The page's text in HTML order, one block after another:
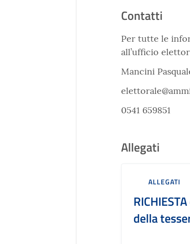
Contatti
Per tutte le
all’ufficio
Mancini
0541 659851
Allegati
ALLEGATI
della